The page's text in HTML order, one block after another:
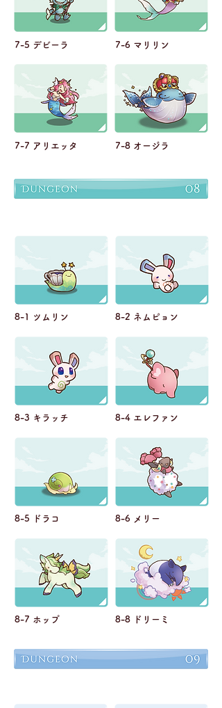
7-5 デビーラ
7-7 アリエッタ
7-6 マリリン
7-8 オージラ
8-1 ツムリン
8-3 キラッチ
8-5 ドラコ
8-7 ホップ
8-2 ネムピョン
8-4 エレファン
8-6 メリー
8-8 ドリーミ